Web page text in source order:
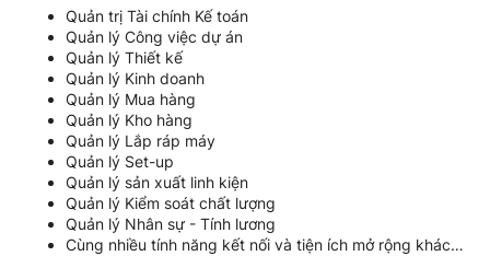
Quản trị Tài chính Kế toán
Quản lý Công việc dự án
Quản lý Thiết kế
Quản lý Kinh doanh
Quản lý Mua hàng
Quản lý Kho hàng
Quản lý Lắp ráp máy
Quản lý Set-up
Quản lý sản xuất linh kiện
Quản lý Kiểm soát chất lượng
Quản lý Nhân sự - Tính lương
Cùng nhiều tính năng kết nối và tiện ích mở rộng khác…